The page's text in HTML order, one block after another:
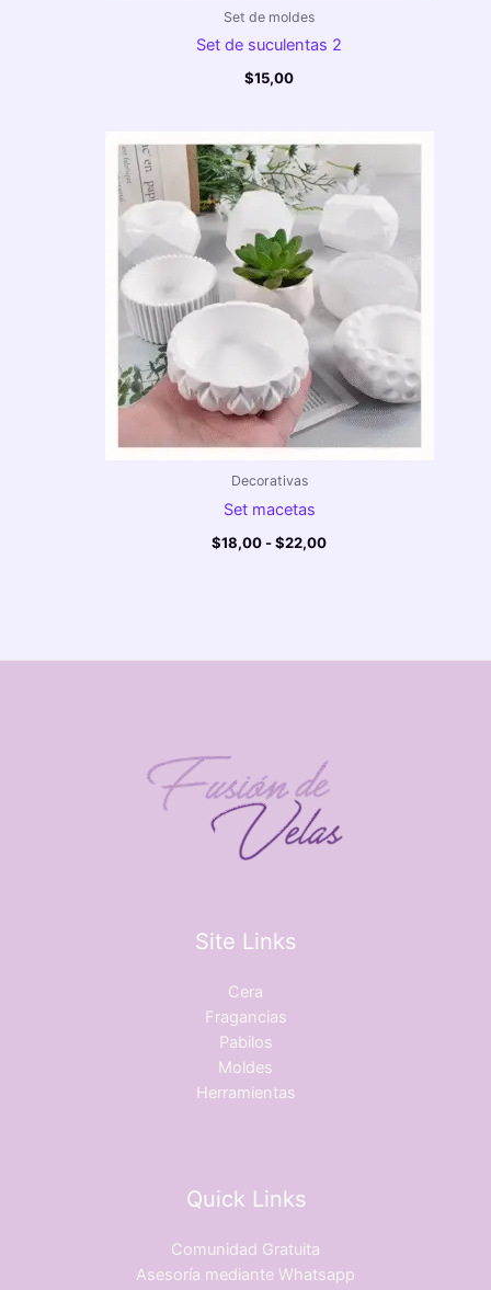
Set de moldes
Set de suculentas 2
$15,00
Decorativas
Set macetas
$18,00 - $22,00
de
precios:
desde
$18,00
$22,00
Site Links
Cera
Fragancias
Pabilos
Moldes
Herramientas
Quick Links
Comunidad Gratuita
Asesoría mediante Whatsapp